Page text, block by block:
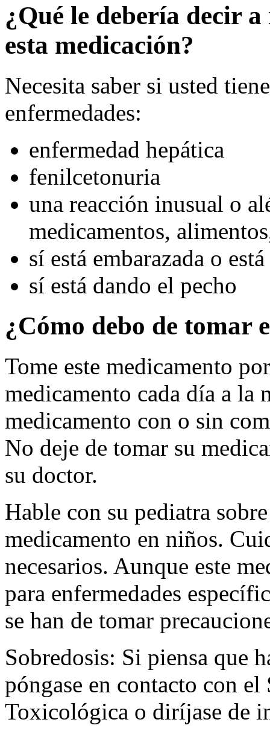
¿Qué le debería decir
esta medicación?
Necesita saber si usted
enfermedades:
enfermedad hepática
fenilcetonuria
una reacción inusual o
medicamentos,
sí está embarazada o
sí está dando el pecho
¿Cómo debo de tomar
Tome este medicamento
medicamento cada día a la
medicamento con o sin
No deje de tomar su
su doctor.
Hable con su pediatra
medicamento en niños.
necesarios. Aunque este
para enfermedades
se han de tomar
Sobredosis: Si piensa que
póngase en contacto con
Toxicológica o diríjase de